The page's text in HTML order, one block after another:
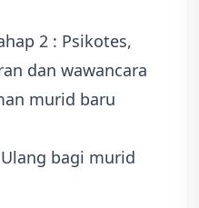
2 : Psikotes,
dan wawancara
murid baru
bagi murid